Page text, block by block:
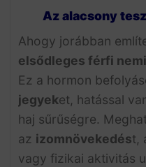
Az alacsony
Ahogy jorábban
elsődleges férfi
Ez a hormon
jegyeket, hatással
haj sűrűségre.
az izomnövekedést,
vagy fizikai aktivitás